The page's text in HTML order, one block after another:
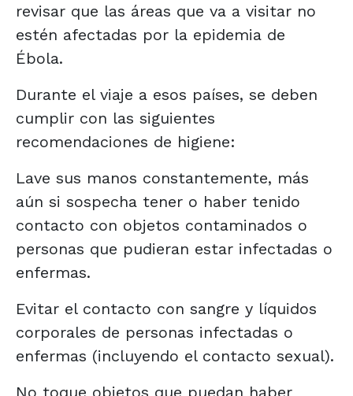
revisar que las áreas que va a visitar no
estén afectadas por la epidemia de
Ébola.
Durante el viaje a esos países, se deben
cumplir con las siguientes
recomendaciones de higiene:
Lave sus manos constantemente, más
aún si sospecha tener o haber tenido
contacto con objetos contaminados o
personas que pudieran estar infectadas o
enfermas.
Evitar el contacto con sangre y líquidos
corporales de personas infectadas o
enfermas (incluyendo el contacto sexual).
No toque objetos que puedan haber